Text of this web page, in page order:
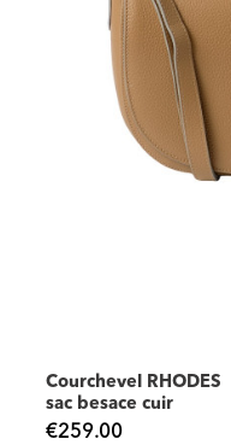
Courchevel RHODES
sac besace cuir
€259.00